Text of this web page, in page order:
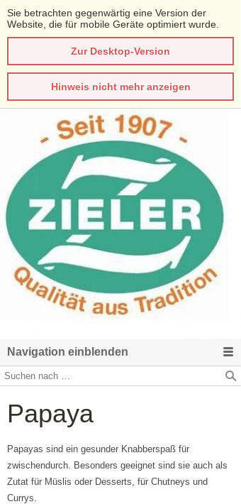
Sie betrachten gegenwärtig eine Version der
Website, die für mobile Geräte optimiert wurde.
Zur Desktop-Version
Hinweis nicht mehr anzeigen
Navigation einblenden
Papaya
Papayas sind ein gesunder Knabberspaß für
zwischendurch. Besonders geeignet sind sie auch als
Zutat für Müslis oder Desserts, für Chutneys und
Currys.